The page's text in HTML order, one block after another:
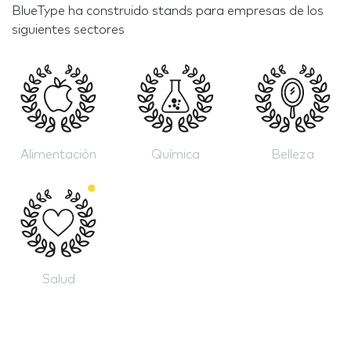
BlueType ha construido stands para empresas de los
siguientes sectores
Alimentación Química Belleza
Salud